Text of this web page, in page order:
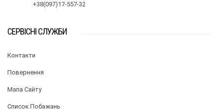
+38(097)17-557-32
СЕРВІСНІ СЛУЖБИ
Контакти
Повернення
Мапа Сайту
Список Побажань